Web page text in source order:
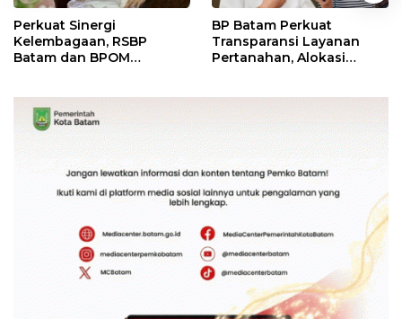
Perkuat Sinergi
Kelembagaan, RSBP
Batam dan BPOM
BP Batam Perkuat
Transparansi Layanan
Pertanahan, Alokasi